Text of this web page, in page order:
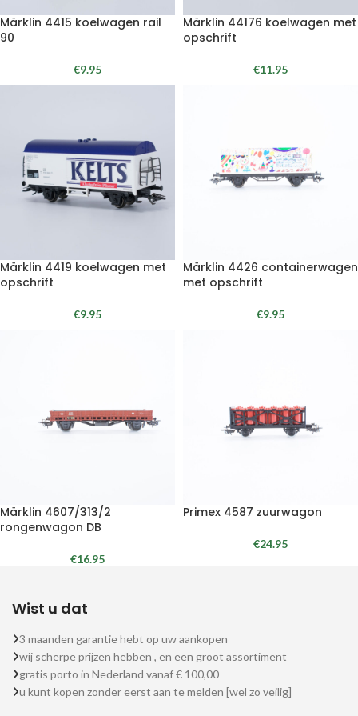
Märklin 4415 koelwagen rail
90
€9.95
Märklin 44176 koelwagen met
opschrift
€11.95
Märklin 4419 koelwagen met
opschrift
€9.95
Märklin 4426 containerwagen
met opschrift
€9.95
Märklin 4607/313/2
rongenwagon DB
€16.95
Primex 4587 zuurwagon
€24.95
Wist u dat
3 maanden garantie hebt op uw aankopen
wij scherpe prijzen hebben , en een groot assortiment
gratis porto in Nederland vanaf € 100,00
u kunt kopen zonder eerst aan te melden [wel zo veilig]